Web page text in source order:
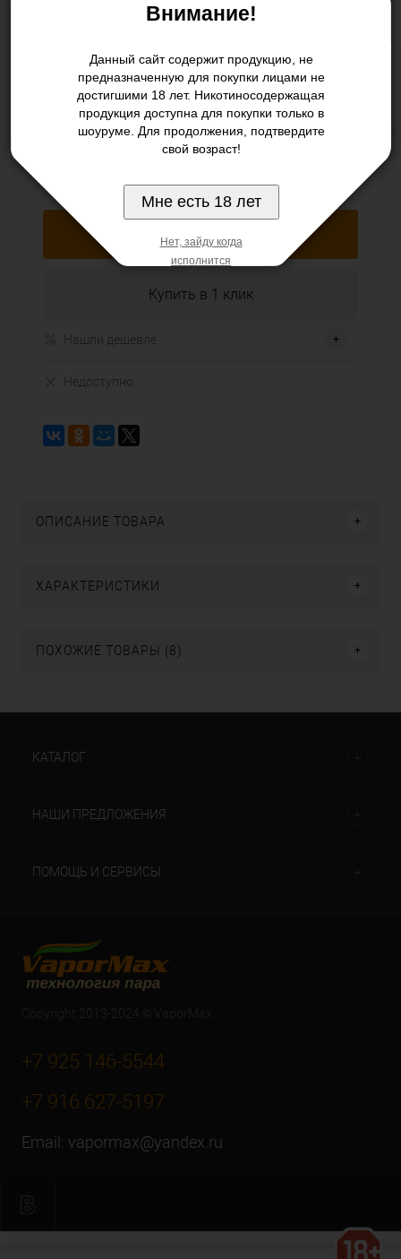
Подписаться
Купить в 1 клик
Нашли дешевле
Недоступно
ОПИСАНИЕ ТОВАРА
ХАРАКТЕРИСТИКИ
ПОХОЖИЕ ТОВАРЫ (8)
КАТАЛОГ
НАШИ ПРЕДЛОЖЕНИЯ
ПОМОЩЬ И СЕРВИСЫ
+7 925 146-5544
+7 916 627-5197
Email: vapormax@yandex.ru
Внимание!
Данный сайт содержит продукцию, не
предназначенную для покупки лицами не
достигшими 18 лет. Никотиносодержащая
продукция доступна для покупки только в
шоуруме. Для продолжения, подтвердите
свой возраст!
Мне есть 18 лет
Нет, зайду когда
исполнится